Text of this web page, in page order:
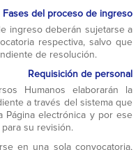
Fases del proceso de ingreso
ingreso deberán sujetarse a
respectiva, salvo que
de resolución.
Requisición de personal
Humanos elaborarán la
a través del sistema que
Página electrónica y por ese
para su revisión.
en una sola convocatoria,